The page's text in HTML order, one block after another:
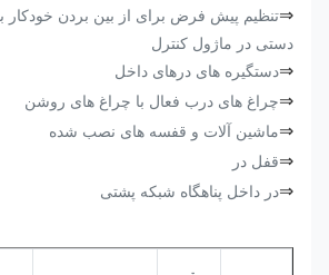
⇒تنظیم پیش فرض برای از بین بردن خودکار
دستی در ماژول کنترل
⇒دستگیره های درهای داخل
⇒چراغ های درب فعال با چراغ های روشن
⇒ماشین آلات و قفسه های نصب شده
⇒قفل در
⇒در داخل پناهگاه شبکه پشتی